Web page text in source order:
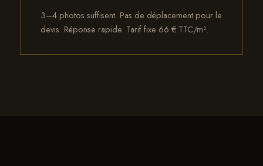
3–4 photos suffisent. Pas de déplacement pour le
devis. Réponse rapide. Tarif fixe 66 € TTC/m².